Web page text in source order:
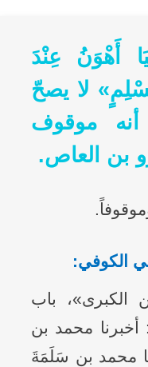
أَهْوَنُ عِنْدَ
لا يصحّ
أنه موقوف
بن العاص.
الكوفي:
الكبرى»، باب
(2/284) قال: أخبرنا محمد بن
محمد بن سَلَمَةَ